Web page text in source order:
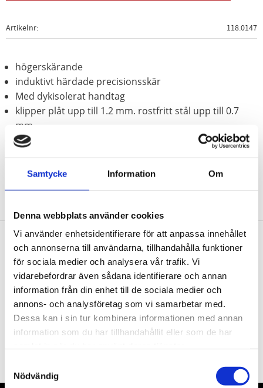
Samtycke Information Om
Denna webbplats använder cookies
Vi använder enhetsidentifierare för att anpassa innehållet
och annonserna till användarna, tillhandahålla funktioner
för sociala medier och analysera vår trafik. Vi
vidarebefordrar även sådana identifierare och annan
information från din enhet till de sociala medier och
annons- och analysföretag som vi samarbetar med.
Dessa kan i sin tur kombinera informationen med annan
information som du har tillhandahållit eller som de har
Nödvändig
Artikelnr 118.0147
högerskärande
induktivt härdade precisionsskär
Med dykisolerat handtag
klipper plåt upp till 1.2 mm. rostfritt stål upp till 0.7
mm
Speciellt-verktygsstål
Nyhetsbrev
PRENUMERERA
Dina personuppgifter behandlas i enlighet med vårintegritetspolicy.